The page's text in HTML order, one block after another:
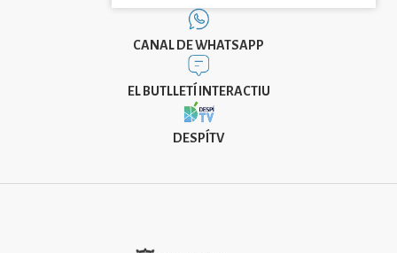
CANAL DE WHATSAPP
EL BUTLLETÍ INTERACTIU
DESPÍTV